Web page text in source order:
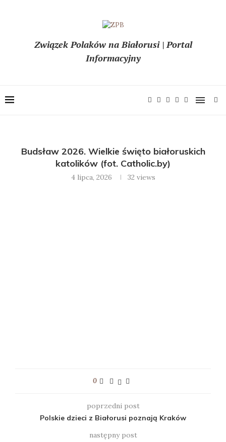
Związek Polaków na Białorusi | Portal
Informacyjny
Budsław 2026. Wielkie święto białoruskich
katolików (fot. Catholic.by)
4 lipca, 2026 32 views
0
poprzedni post
Polskie dzieci z Białorusi poznają Kraków
następny post